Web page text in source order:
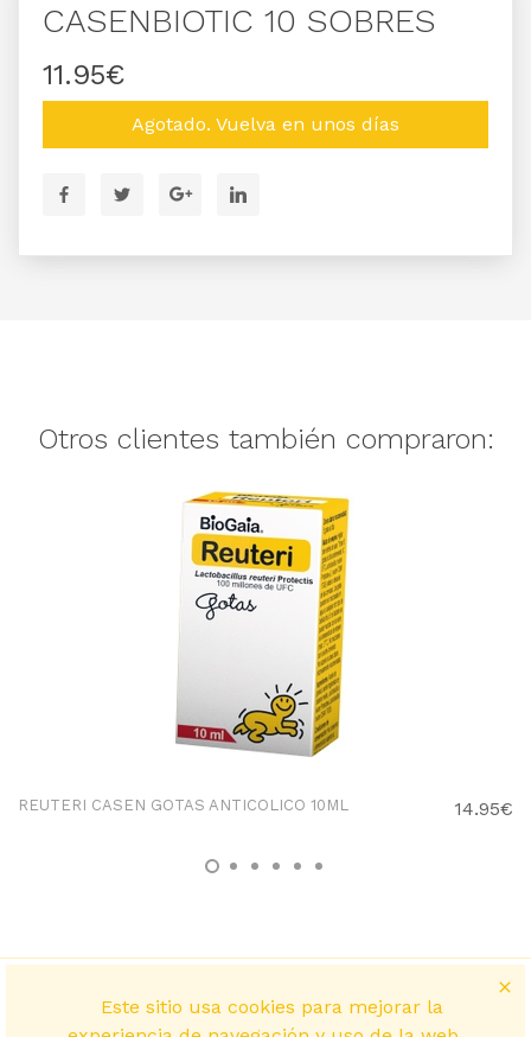
CASENBIOTIC 10 SOBRES
11.95€
Agotado. Vuelva en unos días
Otros clientes también compraron:
REUTERI CASEN GOTAS ANTICOLICO 10ML 14.95€
Este sitio usa cookies para mejorar la